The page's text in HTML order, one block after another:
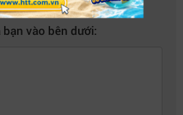
G9 – thiết kế sang trọng, bền bỉ.
cho mọi tác vụ
bàn HP Pro Tower 400 G9
vào bên dưới: